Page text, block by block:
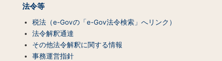
法令等
税法（e-Govの「e-Gov法令検索」へリンク）
法令解釈通達
その他法令解釈に関する情報
事務運営指針